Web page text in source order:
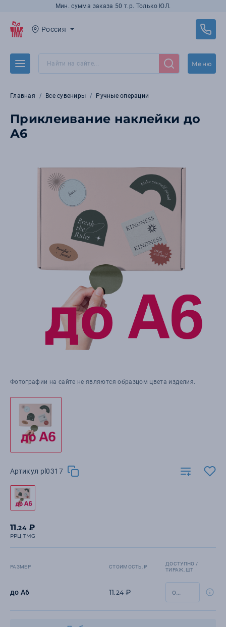
Мин. сумма заказа 50 т.р. Только ЮЛ.
Россия
Меню
Главная Все сувениры Ручные операции
Приклеивание наклейки до
А6
Фотографии на сайте не являются образцом цвета изделия.
Артикул pl0317
11.24₽
РРЦ TMG
РАЗМЕР СТОИМОСТЬ, ₽
ДОСТУПНО /
ТИРАЖ, ШТ
до А6 11.24 ₽